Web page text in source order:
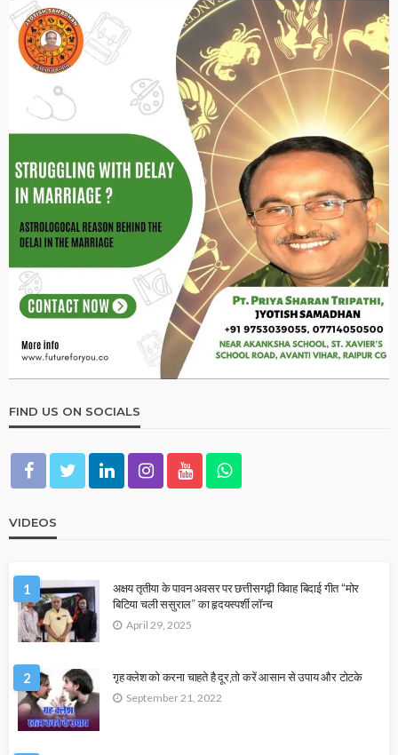
FIND US ON SOCIALS
VIDEOS
1
अक्षय तृतीया के पावन अवसर पर छत्तीसगढ़ी विवाह बिदाई गीत “मोर
बिटिया चली ससुराल” का हृदयस्पर्शी लॉन्च
April 29, 2025
2 गृह क्लेश को करना चाहते है दूर,तो करें आसान से उपाय और टोटके
September 21, 2022